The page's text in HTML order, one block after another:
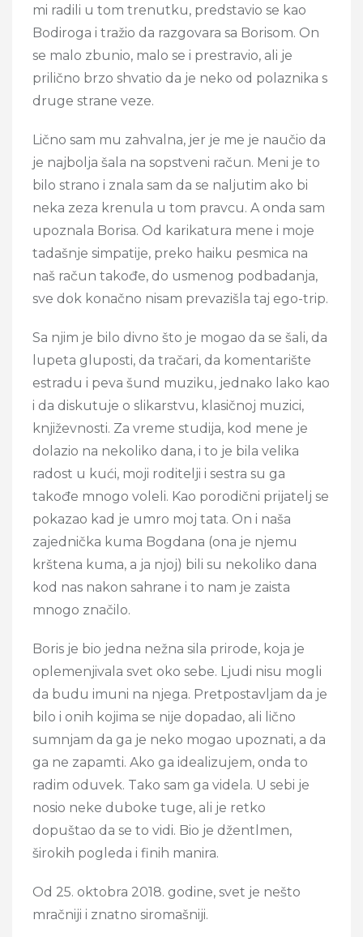
mi radili u tom trenutku, predstavio se kao
Bodiroga i tražio da razgovara sa Borisom. On
se malo zbunio, malo se i prestravio, ali je
prilično brzo shvatio da je neko od polaznika s
druge strane veze.
Lično sam mu zahvalna, jer je me je naučio da
je najbolja šala na sopstveni račun. Meni je to
bilo strano i znala sam da se naljutim ako bi
neka zeza krenula u tom pravcu. A onda sam
upoznala Borisa. Od karikatura mene i moje
tadašnje simpatije, preko haiku pesmica na
naš račun takođe, do usmenog podbadanja,
sve dok konačno nisam prevazišla taj ego-trip.
Sa njim je bilo divno što je mogao da se šali, da
lupeta gluposti, da tračari, da komentarište
estradu i peva šund muziku, jednako lako kao
i da diskutuje o slikarstvu, klasičnoj muzici,
književnosti. Za vreme studija, kod mene je
dolazio na nekoliko dana, i to je bila velika
radost u kući, moji roditelji i sestra su ga
takođe mnogo voleli. Kao porodični prijatelj se
pokazao kad je umro moj tata. On i naša
zajednička kuma Bogdana (ona je njemu
krštena kuma, a ja njoj) bili su nekoliko dana
kod nas nakon sahrane i to nam je zaista
mnogo značilo.
Boris je bio jedna nežna sila prirode, koja je
oplemenjivala svet oko sebe. Ljudi nisu mogli
da budu imuni na njega. Pretpostavljam da je
bilo i onih kojima se nije dopadao, ali lično
sumnjam da ga je neko mogao upoznati, a da
ga ne zapamti. Ako ga idealizujem, onda to
radim oduvek. Tako sam ga videla. U sebi je
nosio neke duboke tuge, ali je retko
dopuštao da se to vidi. Bio je džentlmen,
širokih pogleda i finih manira.
Od 25. oktobra 2018. godine, svet je nešto
mračniji i znatno siromašniji.